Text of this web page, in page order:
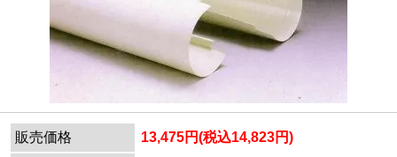
販売価格 13,475円(税込14,823円)